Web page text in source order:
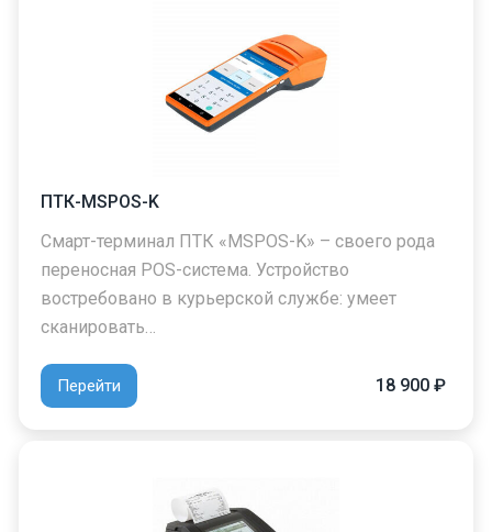
ПТК-MSPOS-K
Смарт-терминал ПТК «MSPOS-K» – своего рода
переносная POS-система. Устройство
востребовано в курьерской службе: умеет
сканировать…
Перейти 18 900 ₽